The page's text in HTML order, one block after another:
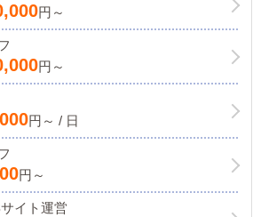
円～
円～
円～ / 日
円～
イト運営